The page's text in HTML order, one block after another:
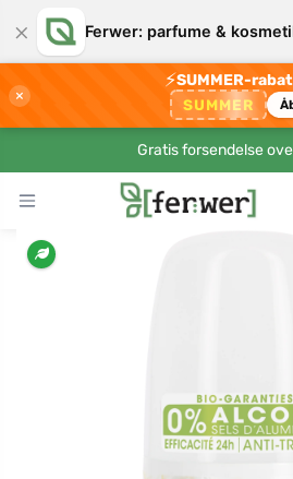
× Ferwer: parfume &
×
⚡SUMMER-
SUMMER
Gratis forsendelse